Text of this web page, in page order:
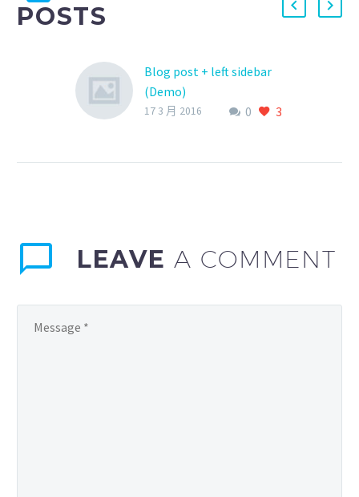
POSTS
Blog post + left sidebar
(Demo)
Lorem Ipsum. Proin
0 3
17 3 月 2016
LEAVE A COMMENT